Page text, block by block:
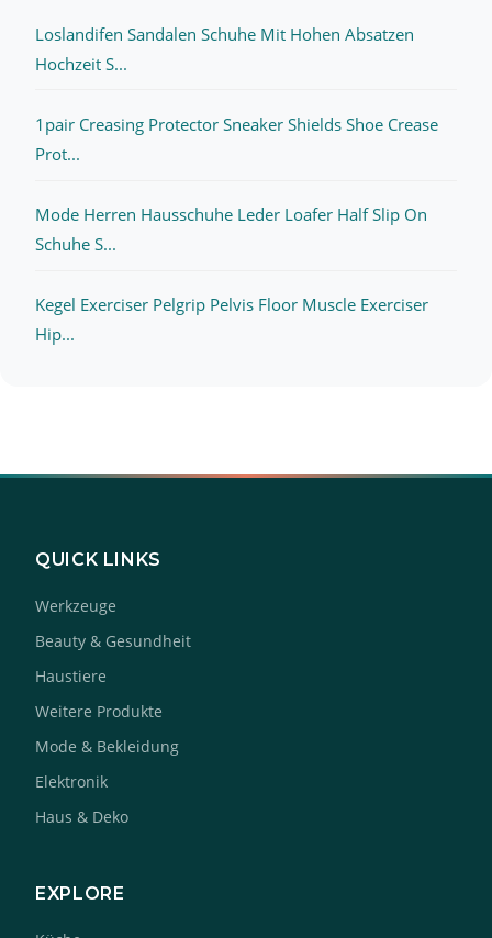
Loslandifen Sandalen Schuhe Mit Hohen Absatzen
Hochzeit S...
1pair Creasing Protector Sneaker Shields Shoe Crease
Prot...
Mode Herren Hausschuhe Leder Loafer Half Slip On
Schuhe S...
Kegel Exerciser Pelgrip Pelvis Floor Muscle Exerciser
Hip...
QUICK LINKS
Werkzeuge
Beauty & Gesundheit
Haustiere
Weitere Produkte
Mode & Bekleidung
Elektronik
Haus & Deko
EXPLORE